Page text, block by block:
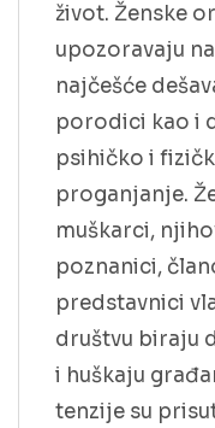
život. Ženske
upozoravaju
najčešće
porodici kao i
psihičko i
proganjanje.
muškarci,
poznanici,
predstavnici
društvu biraju
i huškaju
tenzije su